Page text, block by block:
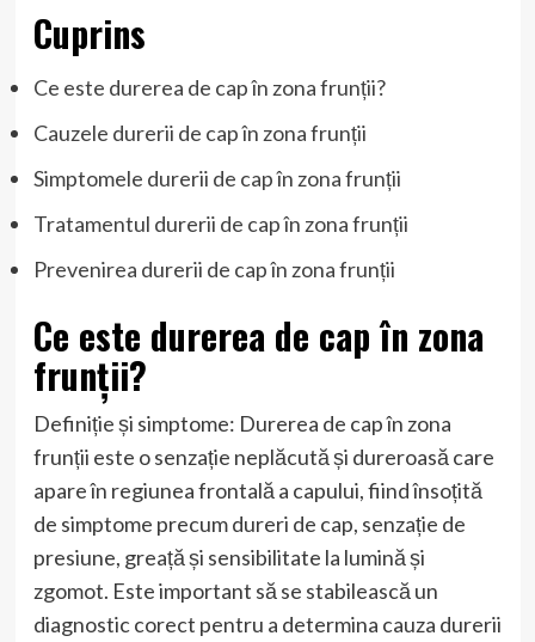
Cuprins
Ce este durerea de cap în zona frunții?
Cauzele durerii de cap în zona frunții
Simptomele durerii de cap în zona frunții
Tratamentul durerii de cap în zona frunții
Prevenirea durerii de cap în zona frunții
Ce este durerea de cap în zona
frunții?
Definiție și simptome: Durerea de cap în zona
frunții este o senzație neplăcută și dureroasă care
apare în regiunea frontală a capului, fiind însoțită
de simptome precum dureri de cap, senzație de
presiune, greață și sensibilitate la lumină și
zgomot. Este important să se stabilească un
diagnostic corect pentru a determina cauza durerii